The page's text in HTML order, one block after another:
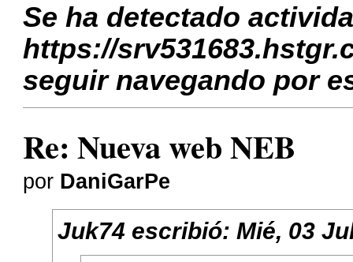
Se ha detectado
https://
seguir navegando por
Re: Nueva web NEB
por DaniGarPe
Juk74 escribió:Mié, 03